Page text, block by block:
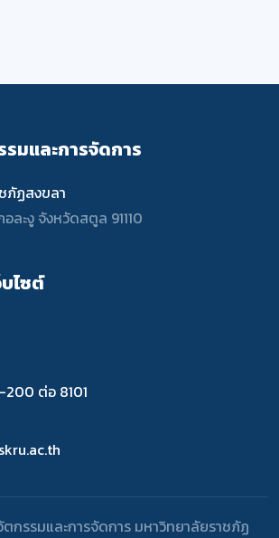
มและการจัดการ
ภัฏสงขลา
ละงู จังหวัดสตูล 91110
ไซต์
ต่อ 8101
กรรมและการจัดการ มหาวิทยาลัยราชภัฏ